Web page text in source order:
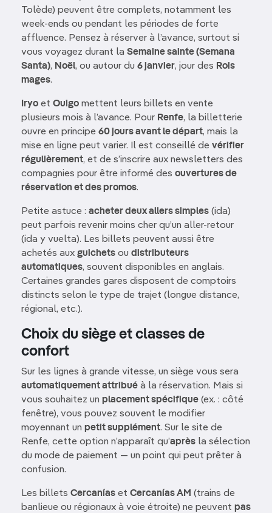
Tolède) peuvent être complets, notamment les
week-ends ou pendant les périodes de forte
affluence. Pensez à réserver à l’avance, surtout si
vous voyagez durant la Semaine sainte (Semana
Santa), Noël, ou autour du 6 janvier, jour des Rois
mages.
Iryo et Ouigo mettent leurs billets en vente
plusieurs mois à l’avance. Pour Renfe, la billetterie
ouvre en principe 60 jours avant le départ, mais la
mise en ligne peut varier. Il est conseillé de vérifier
régulièrement, et de s’inscrire aux newsletters des
compagnies pour être informé des ouvertures de
réservation et des promos.
Petite astuce : acheter deux allers simples (ida)
peut parfois revenir moins cher qu’un aller-retour
(ida y vuelta). Les billets peuvent aussi être
achetés aux guichets ou distributeurs
automatiques, souvent disponibles en anglais.
Certaines grandes gares disposent de comptoirs
distincts selon le type de trajet (longue distance,
régional, etc.).
Choix du siège et classes de
confort
Sur les lignes à grande vitesse, un siège vous sera
automatiquement attribué à la réservation. Mais si
vous souhaitez un placement spécifique (ex. : côté
fenêtre), vous pouvez souvent le modifier
moyennant un petit supplément. Sur le site de
Renfe, cette option n’apparaît qu’après la sélection
du mode de paiement — un point qui peut prêter à
confusion.
Les billets Cercanías et Cercanías AM (trains de
banlieue ou régionaux à voie étroite) ne peuvent pas